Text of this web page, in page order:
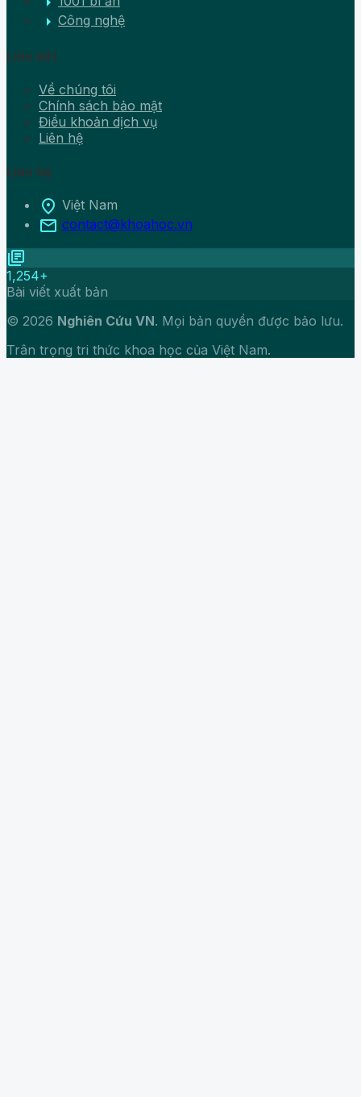
arrow_right Công nghệ
Liên kết
Về chúng tôi
Chính sách bảo mật
Điều khoản dịch vụ
Liên hệ
Liên hệ
location_on Việt Nam
mail contact@khoahoc.vn
library_books
1,254+
Bài viết xuất bản
© 2026 Nghiên Cứu VN. Mọi bản quyền được bảo lưu.
Trân trọng tri thức khoa học của Việt Nam.